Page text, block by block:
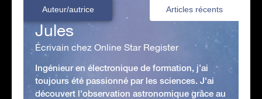
Auteur/autrice Articles récents
Jules
Écrivain chez Online Star Register
Ingénieur en électronique de formation, j’ai
toujours été passionné par les sciences. J'ai
découvert l'observation astronomique grâce au